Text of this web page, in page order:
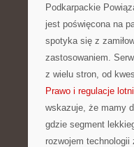
Podkarpackie
jest poświęcona na
spotyka się z
zastosowaniem.
z wielu stron, od
Prawo i regulacje
wskazuje, że mamy
gdzie segment
rozwojem